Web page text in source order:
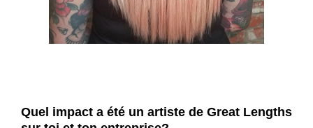
Quel impact a été un artiste de Great Lengths